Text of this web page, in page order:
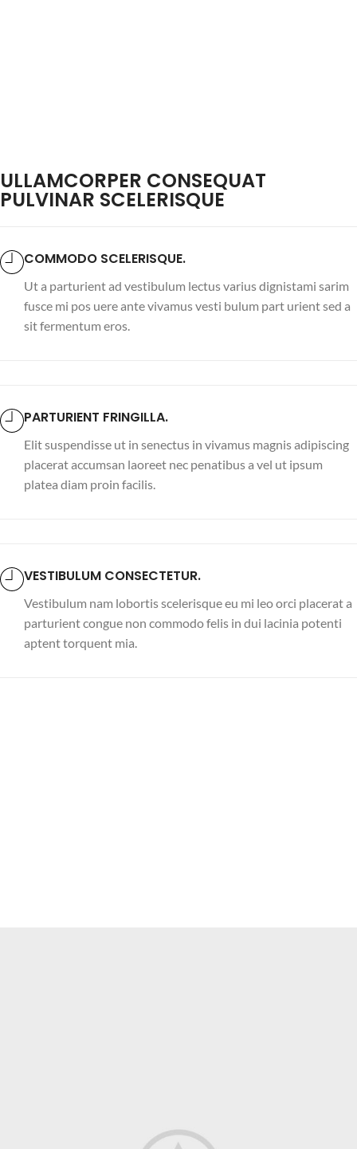
ULLAMCORPER CONSEQUAT
PULVINAR SCELERISQUE
COMMODO SCELERISQUE.
Ut a parturient ad vestibulum lectus varius dignistami sarim
fusce mi pos uere ante vivamus vesti bulum part urient sed a
sit fermentum eros.
PARTURIENT FRINGILLA.
Elit suspendisse ut in senectus in vivamus magnis adipiscing
placerat accumsan laoreet nec penatibus a vel ut ipsum
platea diam proin facilis.
VESTIBULUM CONSECTETUR.
Vestibulum nam lobortis scelerisque eu mi leo orci placerat a
parturient congue non commodo felis in dui lacinia potenti
aptent torquent mia.